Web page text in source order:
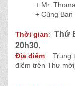
+ Mr.
+ Cùng
Thời gian: Thứ
20h30.
Địa điểm: Trung
điểm trên Thư